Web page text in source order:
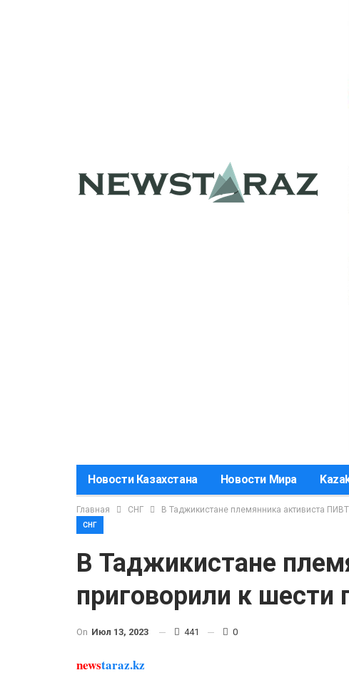
Новости Казахстана Новости Мира
Главная СНГ В Таджикистане племянника активиста
СНГ
В Таджикистане
приговорили к
On Июл 13, 2023 441 0
newstaraz.kz